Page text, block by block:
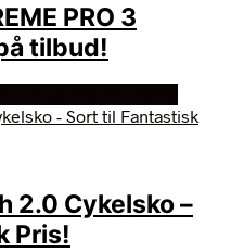
PRO 3
tilbud!
2.0 Cykelsko –
Pris!